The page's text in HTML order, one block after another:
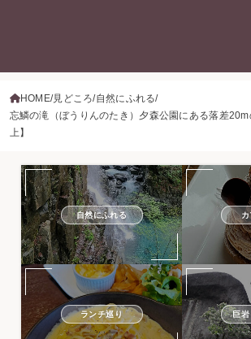
HOME 見どころ 自然にふれる
忘鱗の滝（ぼうりんのたき）夕森公園にある落差20m
上】
自然にふれる
ランチ巡り 巨